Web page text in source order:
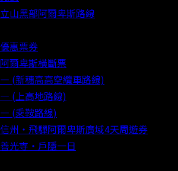
立山黑部阿爾卑斯路線
優惠票券
阿爾卑斯橫斷票
― (新穗高高空纜車路線)
― (上高地路線)
― (乘鞍路線)
信州‧飛驒阿爾卑斯廣域4天周遊券
善光寺‧戶隱一日